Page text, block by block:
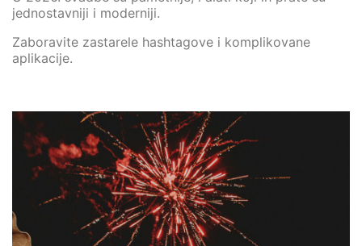
jednostavniji i moderniji.
Zaboravite zastarele hashtagove i komplikovane
aplikacije.